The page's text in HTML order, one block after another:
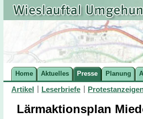
Home Aktuelles Presse Planung
Artikel Leserbriefe
Lärmaktionsplan